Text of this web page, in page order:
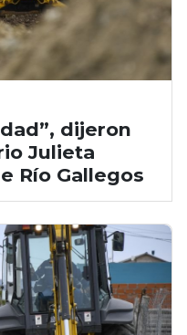
dijeron
Julieta
Río Gallegos